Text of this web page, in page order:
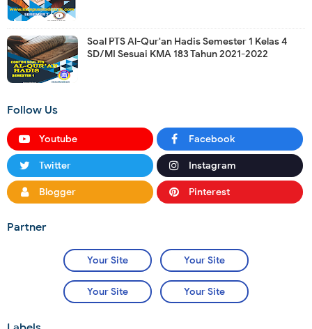
Soal PTS Al-Qur'an Hadis Semester 1 Kelas 4
SD/MI Sesuai KMA 183 Tahun 2021-2022
Follow Us
Youtube Facebook
Twitter Instagram
Blogger Pinterest
Partner
Your Site Your Site
Your Site Your Site